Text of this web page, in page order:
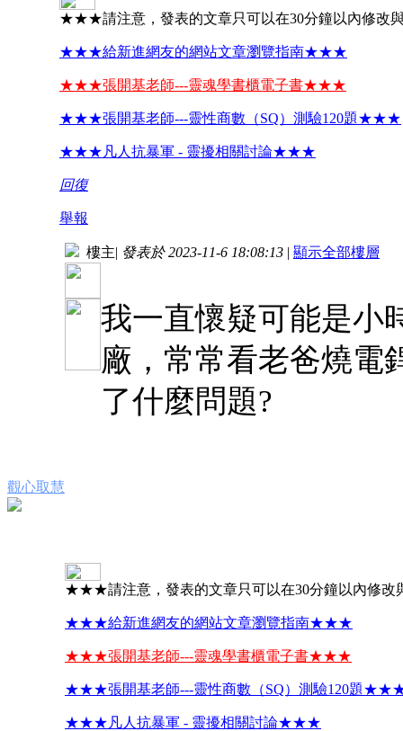
★★★請注意，發表的文章只可以在30分鐘以內修
★★★給新進網友的網站文章瀏覽指南★★★
★★★張開基老師---靈魂學書櫃電子書★★★
★★★張開基老師---靈性商數（SQ）測驗120題★★★
★★★凡人抗暴軍 - 靈擾相關討論★★★
回復
舉報
觀心取慧
樓主| 發表於 2023-11-6 18:08:13 | 顯示全部樓層
我一直懷疑可能是小
廠，常常看老爸燒電
了什麼問題?
★★★請注意，發表的文章只可以在30分鐘以內修
★★★給新進網友的網站文章瀏覽指南★★★
★★★張開基老師---靈魂學書櫃電子書★★★
★★★張開基老師---靈性商數（SQ）測驗120題
★★★凡人抗暴軍 - 靈擾相關討論★★★